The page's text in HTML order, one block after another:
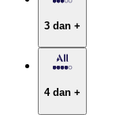
3 dan +
4 dan +